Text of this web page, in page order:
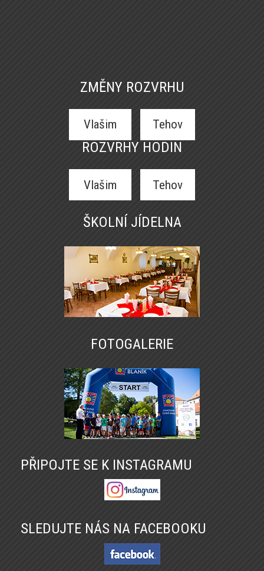
ZMĚNY ROZVRHU
Vlašim Tehov
ROZVRHY HODIN
Vlašim Tehov
ŠKOLNÍ JÍDELNA
FOTOGALERIE
PŘIPOJTE SE K INSTAGRAMU
SLEDUJTE NÁS NA FACEBOOKU